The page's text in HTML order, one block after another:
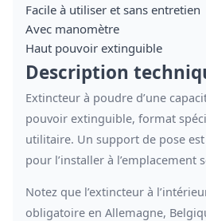
Facile à utiliser et sans entretien
Avec manomètre
Haut pouvoir extinguible
Description
Extincteur à poudre d’une
pouvoir extinguible, format
utilitaire. Un support de pose
pour l’installer à l’emplacement
Notez que l’extincteur à
obligatoire en Allemagne,